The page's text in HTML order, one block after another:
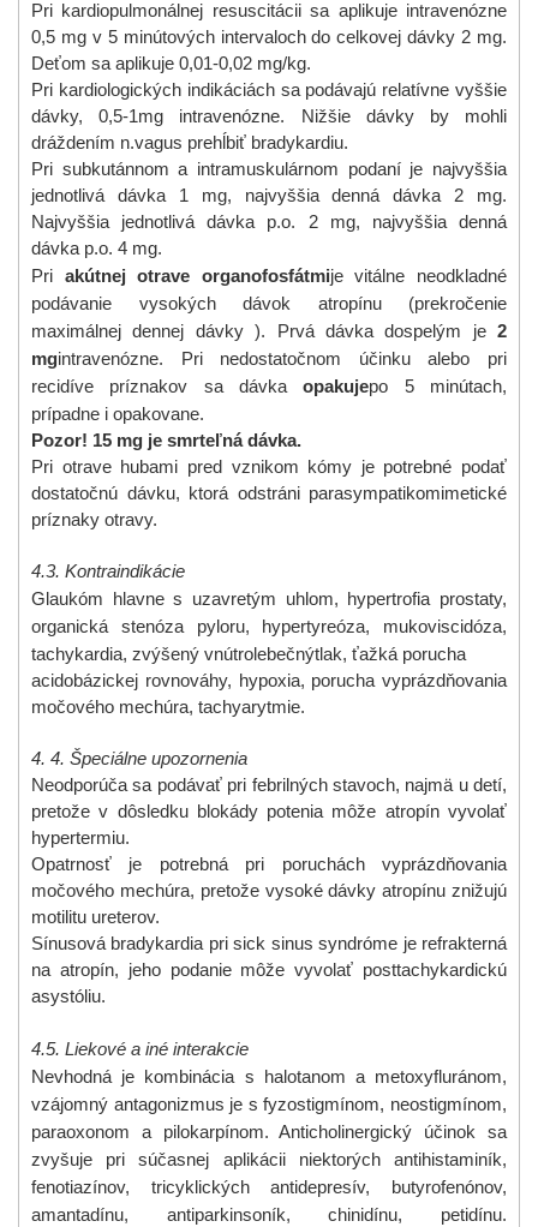
Pri kardiopulmonálnej resuscitácii sa aplikuje intravenózne
0,5 mg v 5 minútových intervaloch do celkovej dávky 2 mg.
Deťom sa aplikuje 0,01-0,02 mg/kg.
Pri kardiologických indikáciách sa podávajú relatívne vyššie
dávky, 0,5-1mg intravenózne. Nižšie dávky by mohli
dráždením n.vagus prehĺbiť bradykardiu.
Pri subkutánnom a intramuskulárnom podaní je najvyššia
jednotlivá dávka 1 mg, najvyššia denná dávka 2 mg.
Najvyššia jednotlivá dávka p.o. 2 mg, najvyššia denná
dávka p.o. 4 mg.
Pri
akútnej otrave organofosfátmije vitálne neodkladné
podávanie vysokých dávok atropínu (prekročenie
maximálnej dennej dávky ). Prvá dávka dospelým je 2
mgintravenózne. Pri nedostatočnom účinku alebo pri
recidíve príznakov sa dávka
opakujepo 5 minútach,
prípadne i opakovane.
Pozor! 15 mg je smrteľná dávka.
Pri otrave hubami pred vznikom kómy je potrebné podať
dostatočnú dávku, ktorá odstráni parasympatikomimetické
príznaky otravy.
4.3. Kontraindikácie
Glaukóm hlavne s uzavretým uhlom, hypertrofia prostaty,
organická stenóza pyloru, hypertyreóza, mukoviscidóza,
tachykardia, zvýšený vnútrolebečnýtlak, ťažká porucha
acidobázickej rovnováhy, hypoxia, porucha vyprázdňovania
močového mechúra, tachyarytmie.
4. 4. Špeciálne upozornenia
Neodporúča sa podávať pri febrilných stavoch, najmä u detí,
pretože v dôsledku blokády potenia môže atropín vyvolať
hypertermiu.
Opatrnosť je potrebná pri poruchách vyprázdňovania
močového mechúra, pretože vysoké dávky atropínu znižujú
motilitu ureterov.
Sínusová bradykardia pri sick sinus syndróme je refrakterná
na atropín, jeho podanie môže vyvolať posttachykardickú
asystóliu.
4.5. Liekové a iné interakcie
Nevhodná je kombinácia s halotanom a metoxyfluránom,
vzájomný antagonizmus je s fyzostigmínom, neostigmínom,
paraoxonom a pilokarpínom. Anticholinergický účinok sa
zvyšuje pri súčasnej aplikácii niektorých antihistaminík,
fenotiazínov, tricyklických antidepresív, butyrofenónov,
amantadínu, antiparkinsoník, chinidínu, petidínu.